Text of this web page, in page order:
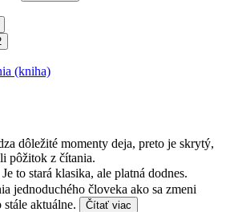
(kniha)
dôležité momenty deja, preto je skrytý,
pôžitok z čítania.
Je to stará klasika, ale platná dodnes.
jednoduchého človeka ako sa zmeni
aktuálne.
Čítať viac